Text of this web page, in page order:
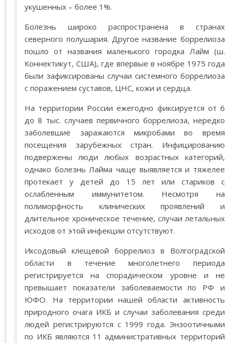
укушенных – более 1%.
Болезнь широко распространена в странах
северного полушария. Другое название боррелиоза
пошло от названия маленького городка Лайм (ш.
Коннектикут, США), где впервые в ноябре 1975 года
были зафиксированы случаи системного боррелиоза
с поражением суставов, ЦНС, кожи и сердца.
На территории России ежегодно фиксируется от 6
до 8 тыс. случаев первичного боррелиоза, нередко
заболевшие заражаются микробами во время
посещения зарубежных стран. Инфицированию
подвержены люди любых возрастных категорий,
однако болезнь Лайма чаще выявляется и тяжелее
протекает у детей до 15 лет или стариков с
ослабленным иммунитетом. Несмотря на
полиморфность клинических проявлений и
длительное хроническое течение, случаи летальных
исходов от этой инфекции отсутствуют.
Иксодовый клещевой боррелиоз в Волгоградской
области в течение многолетнего периода
регистрируется на спорадическом уровне и не
превышает показатели заболеваемости по РФ и
ЮФО. На территории нашей области активность
природного очага ИКБ и случаи заболевания среди
людей регистрируются с 1999 года. Энзоотичными
по ИКБ являются 11 административных территорий